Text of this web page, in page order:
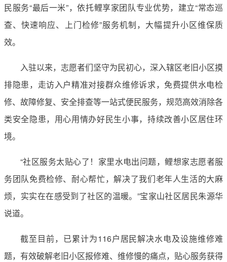
民服务“最后一米”，依托鲤享家团队专业优势，建立“常态巡
查、快速响应、上门检修”服务机制，大幅提升小区维保质
效。
入驻以来，志愿者们坚守为民初心，深入辖区老旧小区摸
排隐患，走访入户精准对接群众维修诉求，免费提供水电检
修、故障修复、安全排查等一站式便民服务，规范高效消除各
类安全隐患，用心用情办好民生小事，持续改善小区居住环
境。
“社区服务太贴心了！家里水电出问题，鲤想家志愿者服
务团队免费检修、耐心帮忙，解决了我们老年人生活的大麻
烦，实实在在感受到了社区的温暖。”宝家山社区居民朱源华
说道。
截至目前，已累计为116户居民解决水电及设施维修难
题，有效破解老旧小区报修难、维修慢的痛点，贴心服务获得